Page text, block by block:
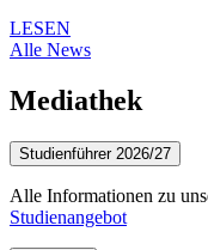
LESEN
Alle News
Mediathek
Studienführer 2026/27
Alle Informationen zu
Studienangebot